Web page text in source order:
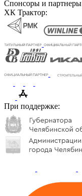
Спонсоры и партнеры
ХК Трактор:
При поддержке: